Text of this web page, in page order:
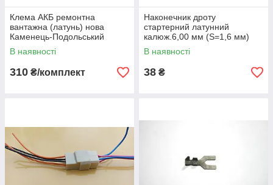
Клема АКБ ремонтна
вантажна (латунь) нова
Каменець-Подольський
В наявності
310 ₴/комплект
Наконечник дроту
стартерний латунний
калюж.6,00 мм (S=1,6 мм)
(16,00) Каменець-
Подольський
В наявності
38 ₴